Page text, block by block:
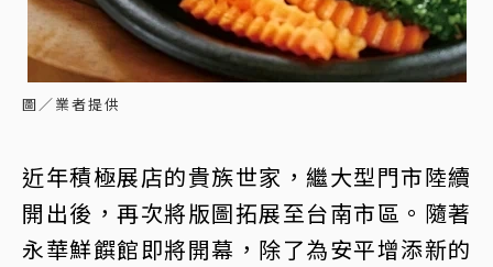
圖／業者提供
近年積極展店的貴族世家，繼大型門市陸續
開出後，再次將版圖拓展至台南市區。隨著
永華鮮饌館即將開幕，除了為安平增添新的